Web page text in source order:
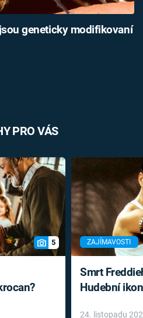
geneticky modifikovaní
PRO VÁS
5 ZAJÍMAVOSTI
Smrt
Hudební
24. listopadu